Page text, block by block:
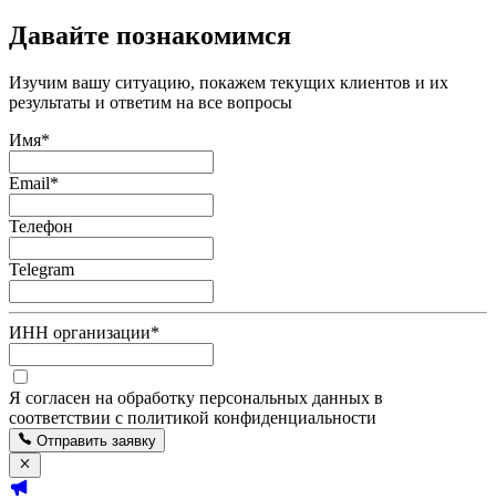
Давайте познакомимся
Изучим вашу ситуацию, покажем текущих клиентов и их
результаты и ответим на все вопросы
Имя*
Email*
Телефон
Telegram
ИНН организации*
Я согласен на обработку персональных данных в
соответствии с политикой конфиденциальности
Отправить заявку